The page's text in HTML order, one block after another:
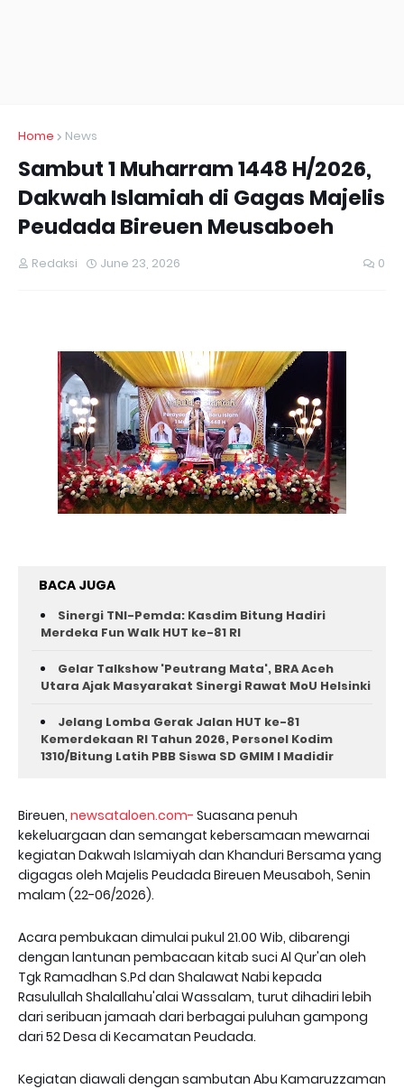
Home News
Sambut 1 Muharram 1448 H/2026,
Dakwah Islamiah di Gagas Majelis
Peudada Bireuen Meusaboeh
Redaksi June 23, 2026 0
BACA JUGA
Sinergi TNI-Pemda: Kasdim Bitung Hadiri
Merdeka Fun Walk HUT ke-81 RI
Gelar Talkshow 'Peutrang Mata', BRA Aceh
Utara Ajak Masyarakat Sinergi Rawat MoU Helsinki
Jelang Lomba Gerak Jalan HUT ke-81
Kemerdekaan RI Tahun 2026, Personel Kodim
1310/Bitung Latih PBB Siswa SD GMIM I Madidir
Bireuen, newsataloen.com- Suasana penuh
kekeluargaan dan semangat kebersamaan mewarnai
kegiatan Dakwah Islamiyah dan Khanduri Bersama yang
digagas oleh Majelis Peudada Bireuen Meusaboh, Senin
malam (22-06/2026).
Acara pembukaan dimulai pukul 21.00 Wib, dibarengi
dengan lantunan pembacaan kitab suci Al Qur'an oleh
Tgk Ramadhan S.Pd dan Shalawat Nabi kepada
Rasulullah Shalallahu'alai Wassalam, turut dihadiri lebih
dari seribuan jamaah dari berbagai puluhan gampong
dari 52 Desa di Kecamatan Peudada.
Kegiatan diawali dengan sambutan Abu Kamaruzzaman